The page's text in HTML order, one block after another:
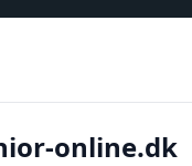
online.dk